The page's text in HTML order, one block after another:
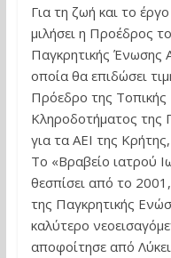
Για τη ζωή και το
μιλήσει η Προέδρος
Παγκρητικής Ένωσης
οποία θα επιδώσει
Πρόεδρο της
Κληροδοτήματος της
για τα ΑΕΙ της
Το «Βραβείο ιατρού
θεσπίσει από το
της Παγκρητικής
καλύτερο
αποφοίτησε από